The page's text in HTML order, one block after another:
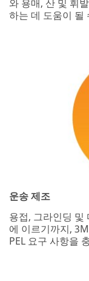
와 용매, 산 및 휘
하는 데 도움이 될
운송 제조
용접, 그라인딩 및
에 이르기까지,
PEL 요구 사항을